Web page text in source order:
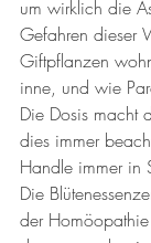
um wirklich die
Gefahren dieser
Giftpflanzen
inne, und wie
Die Dosis macht
dies immer
Handle immer in
Die
der Homöopathie